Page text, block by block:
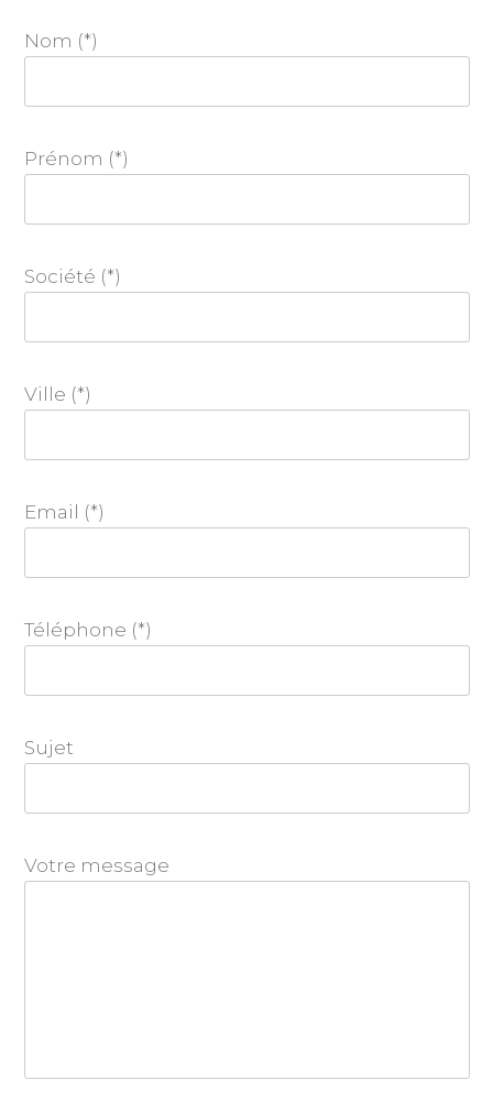
Nom (*)
Prénom (*)
Société (*)
Ville (*)
Email (*)
Téléphone (*)
Sujet
Votre message